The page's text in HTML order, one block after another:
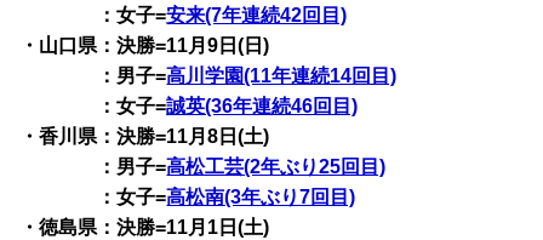
：女子=安来(7年連続42回目)
・山口県：決勝=11月9日(日)
：男子=高川学園(11年連続14回目)
：女子=誠英(36年連続46回目)
・香川県：決勝=11月8日(土)
：男子=高松工芸(2年ぶり25回目)
：女子=高松南(3年ぶり7回目)
・徳島県：決勝=11月1日(土)